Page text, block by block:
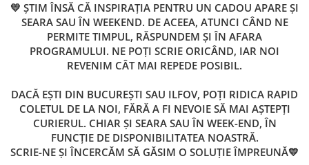
💛 ȘTIM ÎNSĂ CĂ INSPIRAȚIA PENTRU UN CADOU APARE ȘI
SEARA SAU ÎN WEEKEND. DE ACEEA, ATUNCI CÂND NE
PERMITE TIMPUL, RĂSPUNDEM ȘI ÎN AFARA
PROGRAMULUI. NE POȚI SCRIE ORICÂND, IAR NOI
REVENIM CÂT MAI REPEDE POSIBIL.
DACĂ EȘTI DIN BUCUREȘTI SAU ILFOV, POȚI RIDICA RAPID
COLETUL DE LA NOI, FĂRĂ A FI NEVOIE SĂ MAI AȘTEPȚI
CURIERUL. CHIAR ȘI SEARA SAU ÎN WEEK-END, ÎN
FUNCȚIE DE DISPONIBILITATEA NOASTRĂ.
SCRIE-NE ȘI ÎNCERCĂM SĂ GĂSIM O SOLUȚIE ÎMPREUNĂ💛